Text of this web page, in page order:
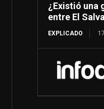
¿Existió una
entre El
EXPLICADO